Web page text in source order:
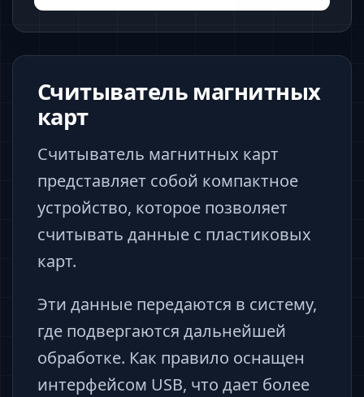
Считыватель магнитных
карт
Считыватель магнитных карт
представляет собой компактное
устройство, которое позволяет
считывать данные с пластиковых
карт.
Эти данные передаются в систему,
где подвергаются дальнейшей
обработке. Как правило оснащен
интерфейсом USB, что дает более